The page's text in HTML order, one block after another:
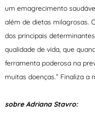
um emagrecimento
além de dietas milagrosas.
dos principais
qualidade de vida, que
ferramenta poderosa na
muitas doenças.” Finaliza a
sobre Adriana Stavro: